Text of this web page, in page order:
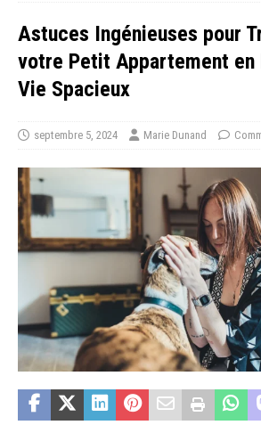
Astuces Ingénieuses pour
votre Petit Appartement en
Vie Spacieux
septembre 5, 2024 Marie Dunand